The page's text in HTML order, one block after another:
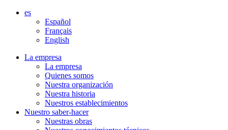
Aller
directement
es
Español
Français
English
La empresa
La empresa
Quienes somos
Nuestra organización
Nuestra historia
Nuestros establecimientos
Nuestro saber-hacer
Nuestras obras